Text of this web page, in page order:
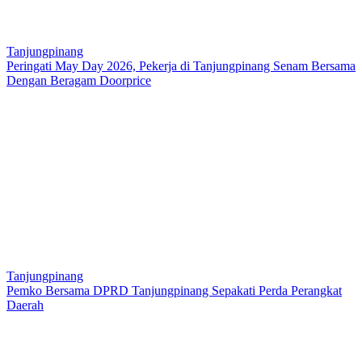
Tanjungpinang
Peringati May Day 2026, Pekerja di Tanjungpinang Senam Bersama
Dengan Beragam Doorprice
Tanjungpinang
Pemko Bersama DPRD Tanjungpinang Sepakati Perda Perangkat
Daerah